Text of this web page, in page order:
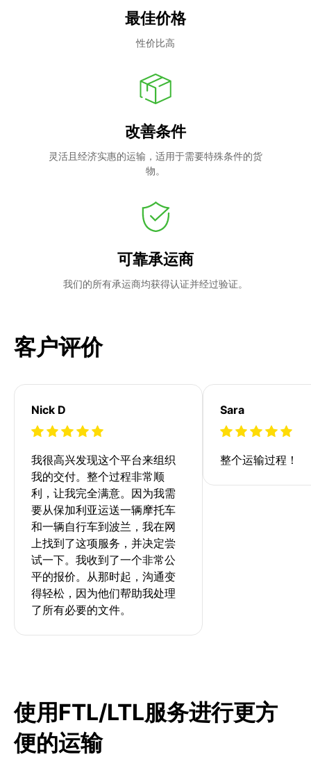
最佳价格
性价比高
改善条件
灵活且经济实惠的运输，适用于需要特殊条件的货
物。
可靠承运商
我们的所有承运商均获得认证并经过验证。
客户评价
Nick D
我很高兴发现这个平台来组织
我的交付。整个过程非常顺
利，让我完全满意。因为我需
要从保加利亚运送一辆摩托车
和一辆自行车到波兰，我在网
上找到了这项服务，并决定尝
试一下。我收到了一个非常公
平的报价。从那时起，沟通变
得轻松，因为他们帮助我处理
了所有必要的文件。
Sara
整个运输过程！
使用FTL/LTL服务进行更方
便的运输